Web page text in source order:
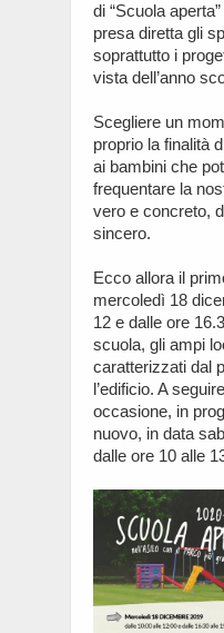
di “Scuola
presa diretta gli
soprattutto i
vista dell’anno
Scegliere un
proprio la finalità
ai bambini che
frequentare la
vero e concreto,
sincero.
Ecco allora il
mercoledì 18
12 e dalle ore
scuola, gli ampi
caratterizzati dal
l’edificio. A
occasione, in
nuovo, in data
dalle ore 10 alle